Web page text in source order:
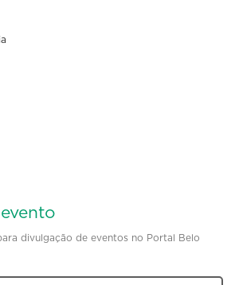
divulgação de eventos no Portal Belo